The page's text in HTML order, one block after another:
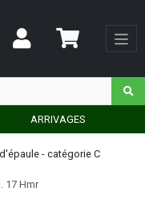
ARRIVAGES
- catégorie C
17 Hmr